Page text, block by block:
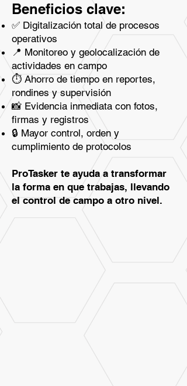
Beneficios clave:
✅ Digitalización total de procesos
operativos
📍 Monitoreo y geolocalización de
actividades en campo
⏱️ Ahorro de tiempo en reportes,
rondines y supervisión
📸 Evidencia inmediata con fotos,
firmas y registros
🔒 Mayor control, orden y
cumplimiento de protocolos
ProTasker te ayuda a transformar
la forma en que trabajas, llevando
el control de campo a otro nivel.